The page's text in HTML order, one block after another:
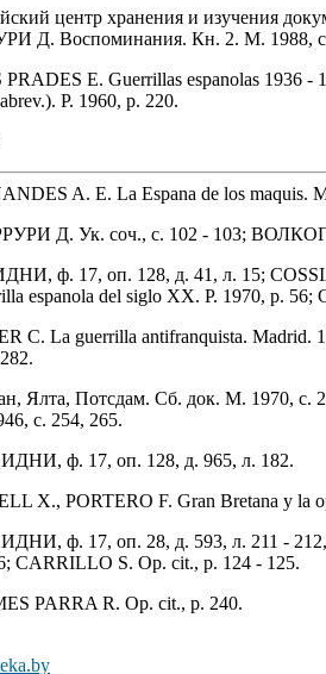
центр хранения и изучения
Д. Воспоминания. Кн. 2. М. 1988,
PRADES E. Guerrillas espanolas 1936 -
P. 1960, p. 220.
A. E. La Espana de los maquis.
Д. Ук. соч., с. 102 - 103;
ф. 17, оп. 128, д. 41, л. 15;
espanola del siglo XX. P. 1970, p. 56;
C. La guerrilla antifranquista. Madrid.
Ялта, Потсдам. Сб. док. М. 1970,
с. 254, 265.
ф. 17, оп. 128, д. 965, л. 182.
X., PORTERO F. Gran Bretana y la
ф. 17, оп. 28, д. 593, л. 211 -
CARRILLO S. Op. cit., p. 124 - 125.
PARRA R. Op. cit., p. 240.